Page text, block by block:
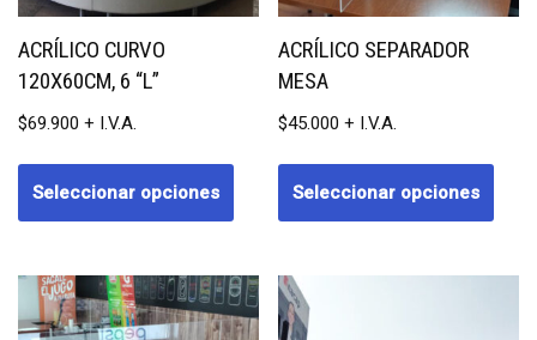
ACRÍLICO CURVO
120X60CM, 6 “L”
$69.900
Seleccionar opciones
ACRÍLICO SEPARADOR
MESA
$45.000
Seleccionar opciones